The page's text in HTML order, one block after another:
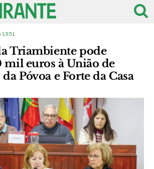
13:51
Triambiente pode
mil euros à União de
Póvoa e Forte da Casa